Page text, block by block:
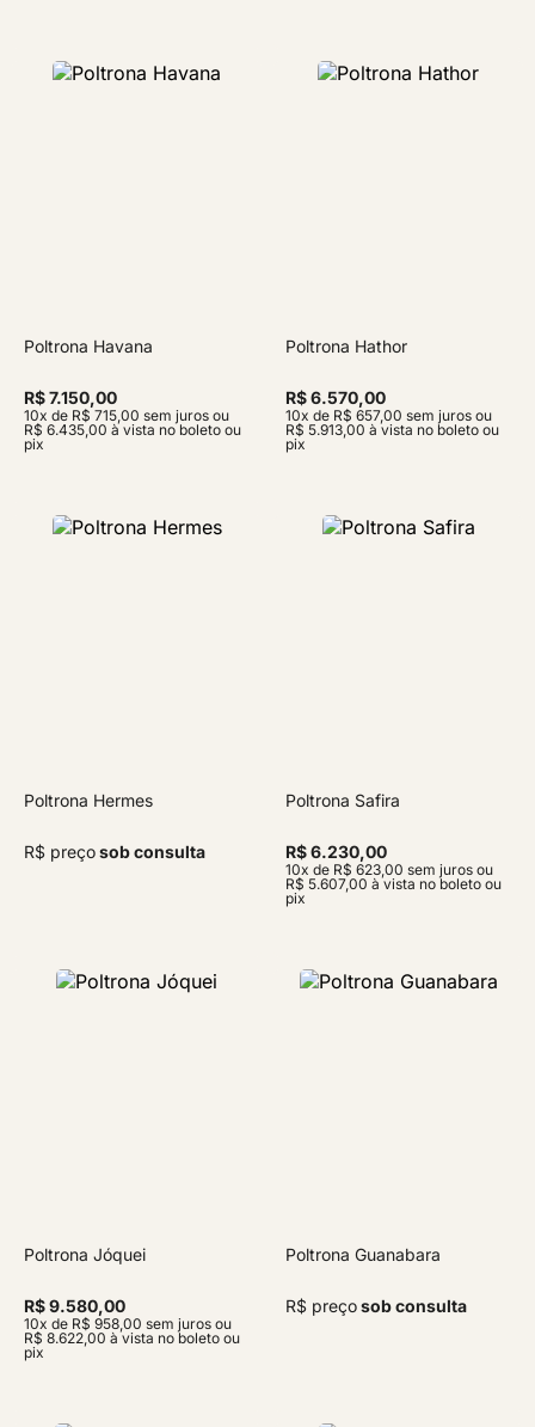
Poltrona Havana
R$ 7.150,00
10x de R$ 715,00 sem juros ou
R$ 6.435,00 à vista no boleto ou
pix
Poltrona Hathor
R$ 6.570,00
10x de R$ 657,00 sem juros ou
R$ 5.913,00 à vista no boleto ou
pix
Poltrona Hermes
R$ preçosob consulta
Poltrona Safira
R$ 6.230,00
10x de R$ 623,00 sem juros ou
R$ 5.607,00 à vista no boleto ou
pix
Poltrona Jóquei
R$ 9.580,00
10x de R$ 958,00 sem juros ou
R$ 8.622,00 à vista no boleto ou
pix
Poltrona Guanabara
R$ preçosob consulta